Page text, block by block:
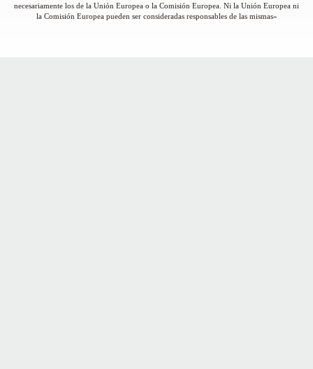
necesariamente los de la Unión Europea o la Comisión Europea. Ni la Unión Europea ni
la Comisión Europea pueden ser consideradas responsables de las mismas»